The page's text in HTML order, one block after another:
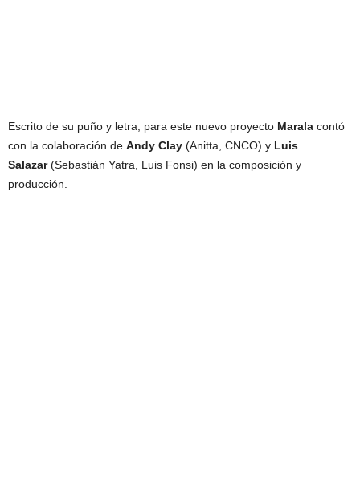
Escrito de su puño y letra, para este nuevo proyecto Marala contó
con la colaboración de Andy Clay (Anitta, CNCO) y Luis
Salazar(Sebastián Yatra, Luis Fonsi) en la composición y
producción.